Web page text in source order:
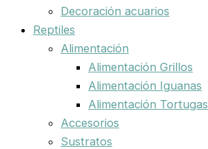
Decoración acuarios
Reptiles
Alimentación
Alimentación Grillos
Alimentación Iguanas
Alimentación Tortugas
Accesorios
Sustratos